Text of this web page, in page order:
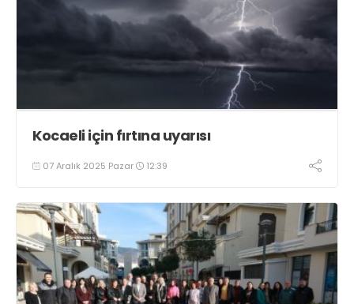
Kocaeli için fırtına uyarısı
07 Aralık 2025 Pazar 12:39